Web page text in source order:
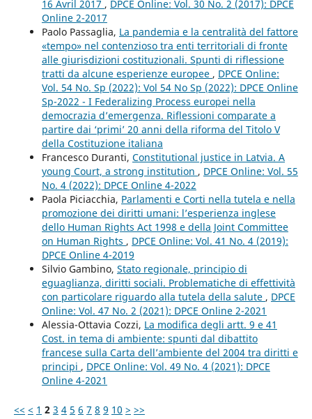
16 Avril 2017 , DPCE Online: Vol. 30 No. 2 (2017): DPCE
Online 2-2017
Paolo Passaglia, La pandemia e la centralità del fattore
«tempo» nel contenzioso tra enti territoriali di fronte
alle giurisdizioni costituzionali. Spunti di riflessione
tratti da alcune esperienze europee , DPCE Online:
Vol. 54 No. Sp (2022): Vol 54 No Sp (2022): DPCE Online
Sp-2022 - I Federalizing Process europei nella
democrazia d’emergenza. Riflessioni comparate a
partire dai ‘primi’ 20 anni della riforma del Titolo V
della Costituzione italiana
Francesco Duranti, Constitutional justice in Latvia. A
young Court, a strong institution , DPCE Online: Vol. 55
No. 4 (2022): DPCE Online 4-2022
Paola Piciacchia, Parlamenti e Corti nella tutela e nella
promozione dei diritti umani: l’esperienza inglese
dello Human Rights Act 1998 e della Joint Committee
on Human Rights , DPCE Online: Vol. 41 No. 4 (2019):
DPCE Online 4-2019
Silvio Gambino, Stato regionale, principio di
eguaglianza, diritti sociali. Problematiche di effettività
con particolare riguardo alla tutela della salute , DPCE
Online: Vol. 47 No. 2 (2021): DPCE Online 2-2021
Alessia-Ottavia Cozzi, La modifica degli artt. 9 e 41
Cost. in tema di ambiente: spunti dal dibattito
francese sulla Carta dell’ambiente del 2004 tra diritti e
principi , DPCE Online: Vol. 49 No. 4 (2021): DPCE
Online 4-2021
<< < 1 2 3 4 5 6 7 8 9 10 > >>